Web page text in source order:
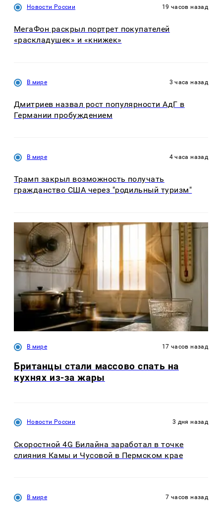
Новости России 19 часов назад
МегаФон раскрыл портрет покупателей
«раскладушек» и «книжек»
В мире 3 часа назад
Дмитриев назвал рост популярности АдГ в
Германии пробуждением
В мире 4 часа назад
Трамп закрыл возможность получать
гражданство США через "родильный туризм"
В мире 17 часов назад
Британцы стали массово спать на
кухнях из-за жары
Новости России 3 дня назад
Скоростной 4G Билайна заработал в точке
слияния Камы и Чусовой в Пермском крае
В мире 7 часов назад